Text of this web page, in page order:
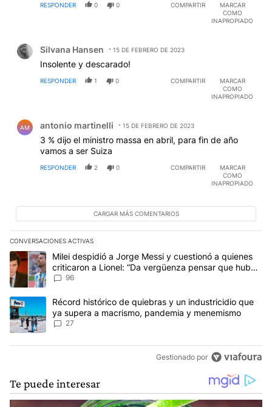
RESPONDER 0 0 COMPARTIR
MARCAR
COMO
INAPROPIADO
Silvana Hansen 15 DE FEBRERO DE 2023
Insolente y descarado!
RESPONDER 1 0 COMPARTIR
MARCAR
COMO
INAPROPIADO
AM antonio martinelli 15 DE FEBRERO DE 2023
3 % dijo el ministro massa en abril, para fin de año
vamos a ser Suiza
RESPONDER 2 0 COMPARTIR
MARCAR
COMO
INAPROPIADO
CARGAR MÁS COMENTARIOS
CONVERSACIONES ACTIVAS
Este listado muestra los artículos con más comentarios en los
Un artículo de tendencia con el título "Milei despidió a Jorge
Milei despidió a Jorge Messi y cuestionó a quienes
criticaron a Lionel: “Da vergüenza pensar que hubo
anti-Messi”
96
Un artículo de tendencia con el título "Récord histórico de
Récord histórico de quiebras y un industricidio que
ya supera a macrismo, pandemia y menemismo
27
Gestionado por